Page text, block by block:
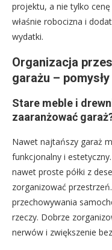
projektu, a nie tylko
właśnie robocizna i
wydatki.
Organizacja
garażu –
Stare meble i
zaaranżować
Nawet najtańszy garaż
funkcjonalny i
nawet proste półki z
zorganizować
przechowywania
rzeczy. Dobrze
nerwów i zwiększenie